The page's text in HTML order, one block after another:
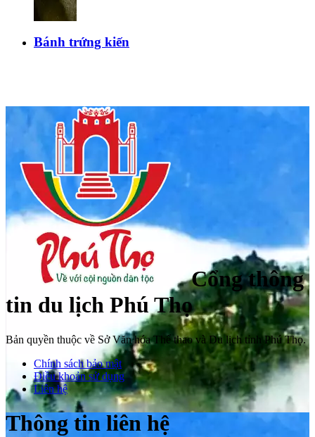
Bánh trứng kiến
Cổng thông
tin du lịch Phú Thọ
Bản quyền thuộc về Sở Văn hóa Thể thao và Du lịch tỉnh Phú Thọ.
Chính sách bảo mật
Điều khoản sử dụng
Liên hệ
Thông tin liên hệ